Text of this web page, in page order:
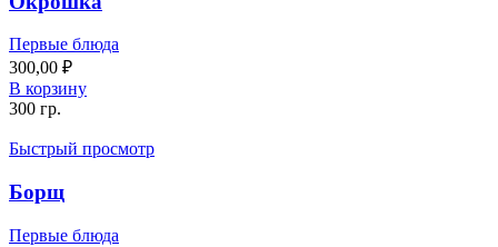
Первые блюда
300,00 ₽
В корзину
300 гр.
Быстрый просмотр
Борщ
Первые блюда